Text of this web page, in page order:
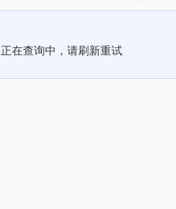
正在查询中，请刷新重试